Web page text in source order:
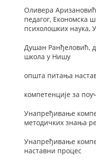
Оливера
педагог, Економска
психолошких наука,
Душан Ранђеловић,
школа у Нишу
општа питања
компетенције за
Унапређивање
методичких знања
Унапређивање
наставни процес